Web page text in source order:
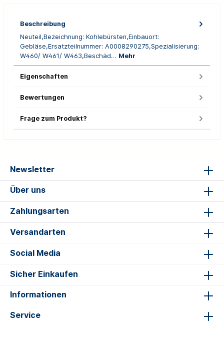
Beschreibung
Neuteil,Bezeichnung: Kohlebürsten,Einbauort:
Gebläse,Ersatzteilnummer: A0008290275,Spezialisierung:
W460/ W461/ W463,Beschäd… Mehr
Eigenschaften
Bewertungen
Frage zum Produkt?
Newsletter
Über uns
Zahlungsarten
Versandarten
Social Media
Sicher Einkaufen
Informationen
Service